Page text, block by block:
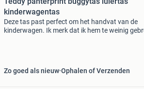
kinderwagentas
Deze tas past perfect om het handvat van de
kinderwagen. Ik merk dat ik hem te weinig
Zo goed als nieuw Ophalen of Verzenden